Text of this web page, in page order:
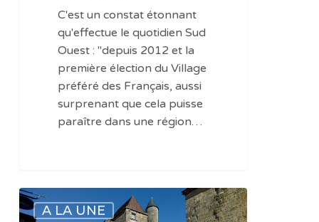
C'est un constat étonnant
qu'effectue le quotidien Sud
Ouest : "depuis 2012 et la
première élection du Village
préféré des Français, aussi
surprenant que cela puisse
paraître dans une région…
Le
villageA LA UNE